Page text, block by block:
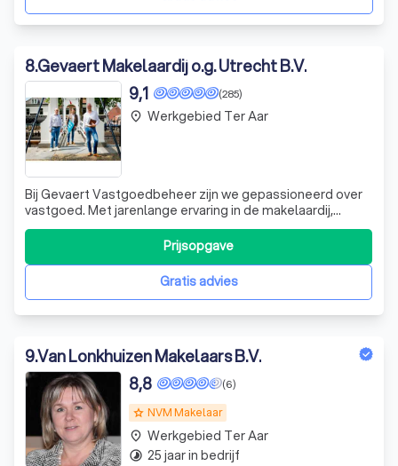
8.Gevaert Makelaardij o.g. Utrecht B.V.
(285)
9,1
Bij Gevaert Vastgoedbeheer zijn we gepassioneerd over
vastgoed. Met jarenlange ervaring in de makelaardij,
vastgoed en VvE beheer, onderscheiden we ons door
onze expertise. Of je nu een huurwoning wilt beheren,
particulier wilt verhuren of wilt investeren in onroerend
goed, wij staan voor je klaar.Gratis advies
Prijsopgave
place Werkgebied Ter Aar
9.Van Lonkhuizen Makelaars B.V.
grade NVM Makelaar
(6)
8,8
place Werkgebied Ter Aar
timelapse 25 jaar in bedrijf